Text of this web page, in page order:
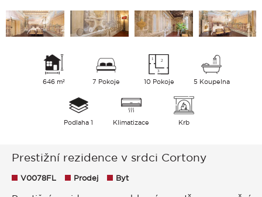
646 m² 7 Pokoje 10 Pokoje 5 Koupelna
Podlaha 1 Klimatizace Krb
Prestižní rezidence v srdci Cortony
V0078FL Prodej Byt